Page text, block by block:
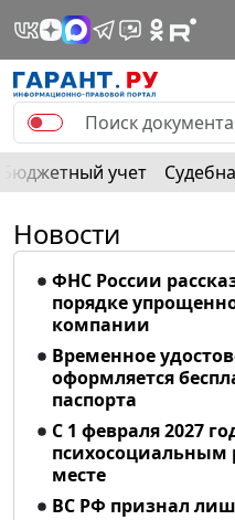
Бюджетный учет
Новости
ФНС России
порядке
компании
Временное
оформляется
паспорта
С 1 февраля 2027
психосоциальным
месте
ВС РФ признал